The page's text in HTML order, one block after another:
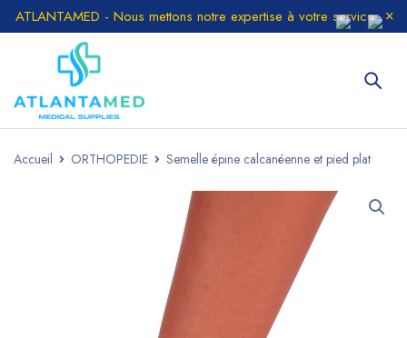
ATLANTAMED - Nous mettons notre expertise à votre service
Accueil ORTHOPEDIE Semelle épine calcanéenne et pied plat